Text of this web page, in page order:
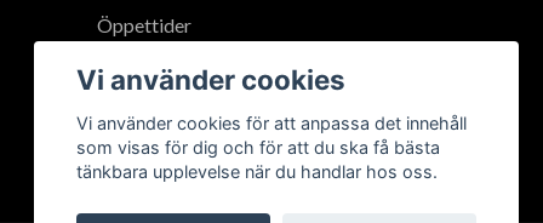
Öppettider
Vi använder cookies
Vi använder cookies för att anpassa det innehåll
som visas för dig och för att du ska få bästa
tänkbara upplevelse när du handlar hos oss.